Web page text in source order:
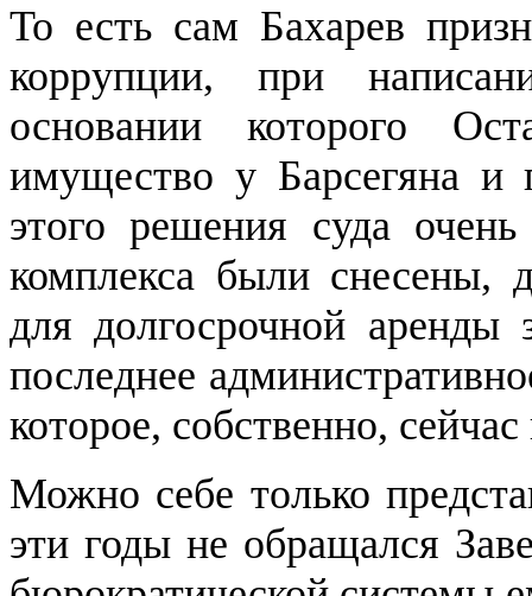
То есть сам Бахарев
коррупции, при
основании которого
имущество у Барсегяна и
этого решения суда
комплекса были снесены,
для долгосрочной аренды
последнее
которое, собственно,
Можно себе только
эти годы не обращался